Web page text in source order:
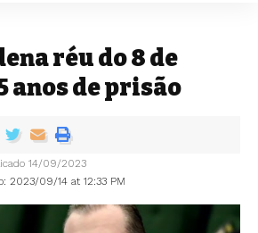
réu do 8 de
anos de prisão
2023/09/14 at 12:33 PM
14/09/2023